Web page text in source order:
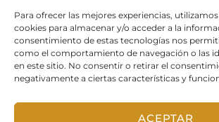
Para ofrecer las mejores experiencias,
cookies para almacenar y/o acceder a la
consentimiento de estas tecnologías nos
como el comportamiento de navegación o las
en este sitio. No consentir o retirar el
negativamente a ciertas características y
ACEPTAR
Generales
Compra
© 2025. Iber Coming Todos los derechos reservados.